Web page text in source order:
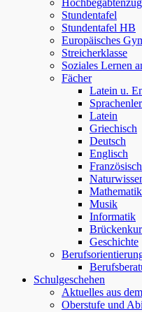
Stundentafel
Stundentafel HB
Europäisches
Streicherklasse
Soziales Lernen
Fächer
Latein u.
Latein
Griechisch
Deutsch
Englisch
Französisch
Mathematik
Musik
Informatik
Geschichte
Schulgeschehen
Aktuelles aus
Oberstufe und